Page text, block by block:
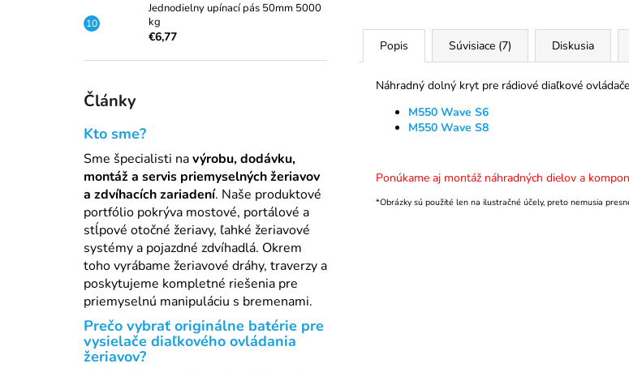
Jednodielny upínací pás 50mm 5000
kg
€6,77
Články
Kto sme?
Sme špecialisti navýrobu, dodávku,
montáž a servis priemyselných žeriavov
a zdvíhacích zariadení. Naše produktové
portfólio pokrýva mostové, portálové a
stĺpové otočné žeriavy, ľahké žeriavové
systémy a pojazdné zdvíhadlá. Okrem
toho vyrábame žeriavové dráhy, traverzy a
poskytujeme kompletné riešenia pre
priemyselnú manipuláciu s bremenami.
Prečo vybrať originálne batérie pre
vysielače diaľkového ovládania
žeriavov?
Popis Súvisiace (7) Diskusia
Náhradný dolný kryt pre rádiové diaľkové ovládače
M550 Wave S6
M550 Wave S8
Ponúkame aj montáž náhradných dielov a
*Obrázky sú použité len na ilustračné účely, preto nemusia